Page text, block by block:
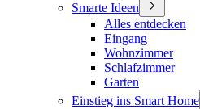
Smarte Ideen
Alles entdecken
Eingang
Wohnzimmer
Schlafzimmer
Garten
Einstieg ins Smart Home